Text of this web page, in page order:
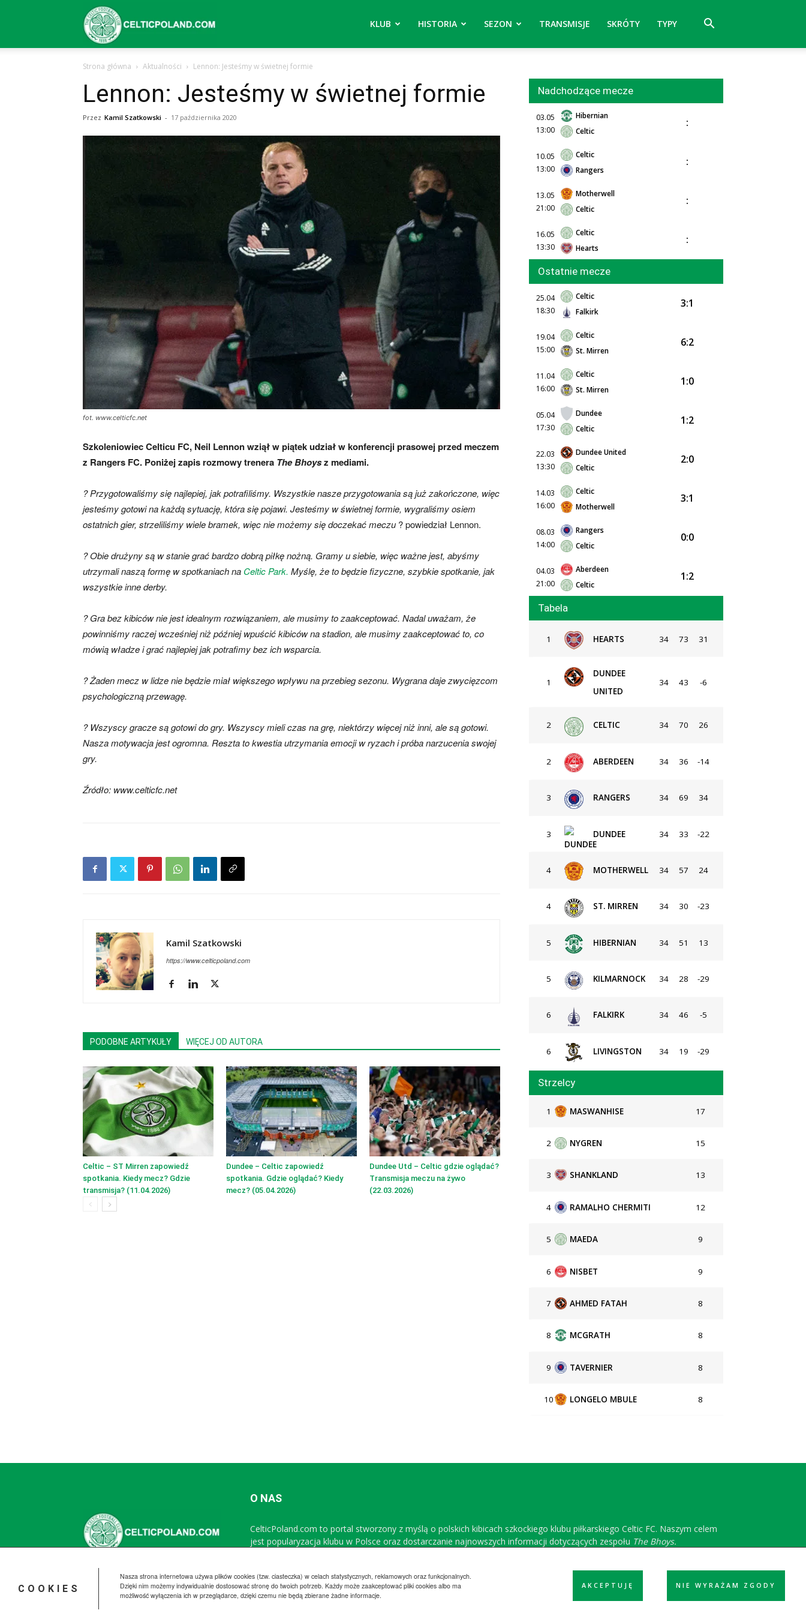
COOKIES
Nasza strona internetowa używa plików cookies (tzw. ciasteczka) w celach statystycznych, reklamowych oraz funkcjonalnych.
Dzięki nim możemy indywidualnie dostosować stronę do twoich potrzeb. Każdy może zaakceptować pliki cookies albo ma
możliwość wyłączenia ich w przeglądarce, dzięki czemu nie będą zbierane żadne informacje.
AKCEPTUJĘ NIE WYRAŻAM ZGODY
Glasgow
–
(transfery,
mecze,
skład)
KLUB HISTORIA SEZON TRANSMISJE SKRÓTY TYPY
Strona główna Aktualności Lennon: Jesteśmy w świetnej formie
Lennon: Jesteśmy w świetnej formie
Przez Kamil Szatkowski - 17 października 2020
fot. www.celticfc.net
Szkoleniowiec Celticu FC, Neil Lennon wziął w piątek udział w konferencji prasowej przed meczem
z Rangers FC. Poniżej zapis rozmowy trenera The Bhoysz mediami.
? Przygotowaliśmy się najlepiej, jak potrafiliśmy. Wszystkie nasze przygotowania są już zakończone, więc
jesteśmy gotowi na każdą sytuację, która się pojawi. Jesteśmy w świetnej formie, wygraliśmy osiem
ostatnich gier, strzeliliśmy wiele bramek, więc nie możemy się doczekać meczu ? powiedział Lennon.
? Obie drużyny są w stanie grać bardzo dobrą piłkę nożną. Gramy u siebie, więc ważne jest, abyśmy
utrzymali naszą formę w spotkaniach na Celtic Park. Myślę, że to będzie fizyczne, szybkie spotkanie, jak
wszystkie inne derby.
? Gra bez kibiców nie jest idealnym rozwiązaniem, ale musimy to zaakceptować. Nadal uważam, że
powinniśmy raczej wcześniej niż później wpuścić kibiców na stadion, ale musimy zaakceptować to, co
mówią władze i grać najlepiej jak potrafimy bez ich wsparcia.
? Żaden mecz w lidze nie będzie miał większego wpływu na przebieg sezonu. Wygrana daje zwycięzcom
psychologiczną przewagę.
? Wszyscy gracze są gotowi do gry. Wszyscy mieli czas na grę, niektórzy więcej niż inni, ale są gotowi.
Nasza motywacja jest ogromna. Reszta to kwestia utrzymania emocji w ryzach i próba narzucenia swojej
gry.
Źródło: www.celticfc.net
Kamil Szatkowski
https://www.celticpoland.com
PODOBNE ARTYKUŁY WIĘCEJ OD AUTORA
Celtic – ST Mirren zapowiedź
spotkania. Kiedy mecz? Gdzie
transmisja? (11.04.2026)
Dundee – Celtic zapowiedź
spotkania. Gdzie oglądać? Kiedy
mecz? (05.04.2026)
Dundee Utd – Celtic gdzie oglądać?
Transmisja meczu na żywo
(22.03.2026)
Nadchodzące mecze
03.05
13:00
Hibernian
Celtic
:
10.05
13:00
Celtic
Rangers
:
13.05
21:00
Motherwell
Celtic
:
16.05
13:30
Celtic
Hearts
:
Ostatnie mecze
25.04
18:30
Celtic
Falkirk
3:1
19.04
15:00
Celtic
St. Mirren
6:2
11.04
16:00
Celtic
St. Mirren
1:0
05.04
17:30
Dundee
Celtic
1:2
22.03
13:30
Dundee United
Celtic
2:0
14.03
16:00
Celtic
Motherwell
3:1
08.03
14:00
Rangers
Celtic
0:0
04.03
21:00
Aberdeen
Celtic
1:2
Tabela
1 HEARTS 34 73 31
1
DUNDEE
UNITED
34 43 -6
2 CELTIC 34 70 26
2 ABERDEEN 34 36 -14
3 RANGERS 34 69 34
3 DUNDEE 34 33 -22
4 MOTHERWELL 34 57 24
4 ST. MIRREN 34 30 -23
5 HIBERNIAN 34 51 13
5 KILMARNOCK 34 28 -29
6 FALKIRK 34 46 -5
6 LIVINGSTON 34 19 -29
Strzelcy
1 MASWANHISE 17
2 NYGREN 15
3 SHANKLAND 13
4 RAMALHO CHERMITI 12
5 MAEDA 9
6 NISBET 9
7 AHMED FATAH 8
8 MCGRATH 8
9 TAVERNIER 8
10 LONGELO MBULE 8
O NAS
CelticPoland.com to portal stworzony z myślą o polskich kibicach szkockiego klubu piłkarskiego Celtic FC. Naszym celem
jest popularyzacja klubu w Polsce oraz dostarczanie najnowszych informacji dotyczących zespołu The Bhoys.